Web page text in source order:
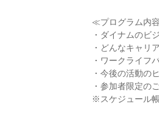
≪プログラム内
・ダイナムのビ
・どんなキャリ
・ワークライフ
・今後の活動の
・参加者限定の
※スケジュール